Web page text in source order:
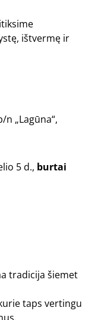
ištvermę ir
„Lagūna“,
5 d., burtai
tradicija šiemet
taps vertingu